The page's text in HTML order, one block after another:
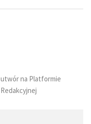
utwór na Platformie
Redakcyjnej